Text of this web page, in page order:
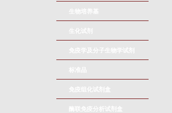
生物培养基
生化试剂
免疫学及分子生物学试剂
标准品
免疫组化试剂盒
酶联免疫分析试剂盒